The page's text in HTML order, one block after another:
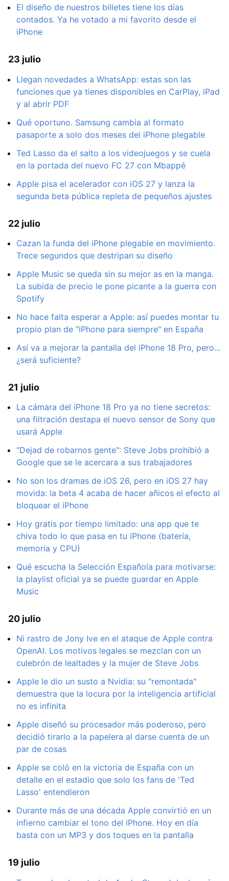
El diseño de nuestros billetes tiene los días
contados. Ya he votado a mi favorito desde el
iPhone
23 julio
Llegan novedades a WhatsApp: estas son las
funciones que ya tienes disponibles en CarPlay, iPad
y al abrir PDF
Qué oportuno. Samsung cambia al formato
pasaporte a solo dos meses del iPhone plegable
Ted Lasso da el salto a los videojuegos y se cuela
en la portada del nuevo FC 27 con Mbappé
Apple pisa el acelerador con iOS 27 y lanza la
segunda beta pública repleta de pequeños ajustes
22 julio
Cazan la funda del iPhone plegable en movimiento.
Trece segundos que destripan su diseño
Apple Music se queda sin su mejor as en la manga.
La subida de precio le pone picante a la guerra con
Spotify
No hace falta esperar a Apple: así puedes montar tu
propio plan de "iPhone para siempre" en España
Así va a mejorar la pantalla del iPhone 18 Pro, pero...
¿será suficiente?
21 julio
La cámara del iPhone 18 Pro ya no tiene secretos:
una filtración destapa el nuevo sensor de Sony que
usará Apple
"Dejad de robarnos gente": Steve Jobs prohibió a
Google que se le acercara a sus trabajadores
No son los dramas de iOS 26, pero en iOS 27 hay
movida: la beta 4 acaba de hacer añicos el efecto al
bloquear el iPhone
Hoy gratis por tiempo limitado: una app que te
chiva todo lo que pasa en tu iPhone (batería,
memoria y CPU)
Qué escucha la Selección Española para motivarse:
la playlist oficial ya se puede guardar en Apple
Music
20 julio
Ni rastro de Jony Ive en el ataque de Apple contra
OpenAI. Los motivos legales se mezclan con un
culebrón de lealtades y la mujer de Steve Jobs
Apple le dio un susto a Nvidia: su "remontada"
demuestra que la locura por la inteligencia artificial
no es infinita
Apple diseñó su procesador más poderoso, pero
decidió tirarlo a la papelera al darse cuenta de un
par de cosas
Apple se coló en la victoria de España con un
detalle en el estadio que solo los fans de 'Ted
Lasso' entendieron
Durante más de una década Apple convirtió en un
infierno cambiar el tono del iPhone. Hoy en día
basta con un MP3 y dos toques en la pantalla
19 julio